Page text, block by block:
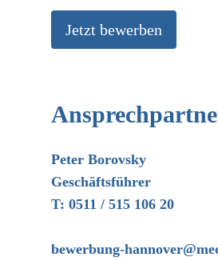
Jetzt bewerben
Peter Borovsky
Geschäftsführer
T: 0511 / 515 106 20
bewerbung-